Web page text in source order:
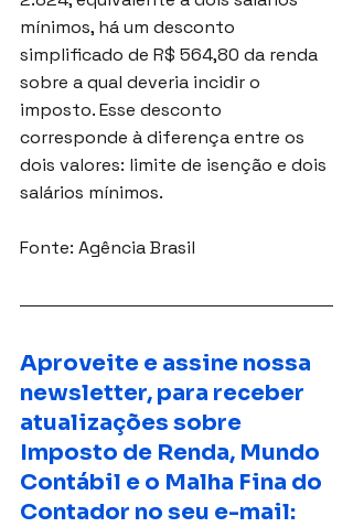
mínimos, há um desconto
simplificado de R$ 564,80 da renda
sobre a qual deveria incidir o
imposto. Esse desconto
corresponde à diferença entre os
dois valores: limite de isenção e dois
salários mínimos.
Fonte: Agência Brasil
Aproveite e assine nossa
newsletter, para receber
atualizações sobre
Imposto de Renda, Mundo
Contábil e o Malha Fina do
Contador no seu e-mail: